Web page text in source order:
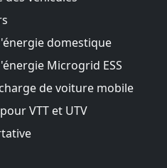
domestique
Microgrid ESS
de voiture mobile
VTT et UTV